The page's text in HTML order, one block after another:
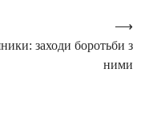
заходи боротьби з
ними
⟶